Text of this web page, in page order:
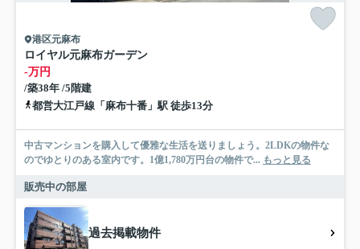
港区元麻布
ロイヤル元麻布ガーデン
-万円
/築38年 /5階建
都営大江戸線「麻布十番」駅 徒歩13分
中古マンションを購入して優雅な生活を送りましょう。2LDKの物件な
のでゆとりのある室内です。1億1,780万円台の物件で... もっと見る
販売中の部屋
過去掲載物件